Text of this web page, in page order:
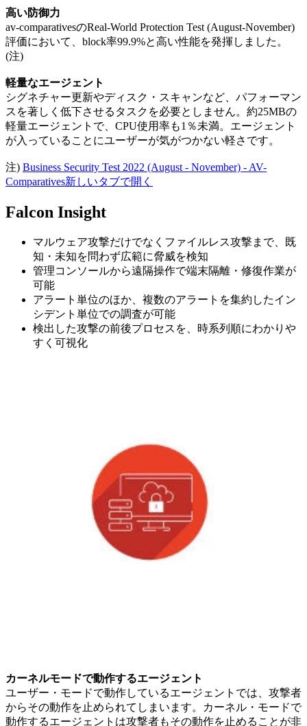
高い防御力
av-comparativesのReal-World Protection Test (August-November)
評価において、block率99.9%と高い性能を発揮しました。
(注)
軽量なエージェント
シグネチャー更新やディスク・スキャンなど、パフォーマン
スを著しく低下させるタスクを必要としません。約25MBの
軽量エージェントで、CPU使用率も1％未満。エージェント
が入っていることにユーザーが気がつかない軽さです。
注) Business Security Test 2022 (August - November) - AV-
Comparatives新しいタブで開く
Falcon Insight
マルウェア攻撃だけでなくファイルレス攻撃まで、既
知・未知を問わず広範に脅威を検知
管理コンソールから遠隔操作で端末隔離・修復作業が
可能
アラート単位のほか、複数のアラートを集約したイン
シデント単位での調査が可能
検出した攻撃の前後プロセスを、時系列順にわかりや
すく可視化
カーネルモードで動作するエージェント
ユーザー・モードで動作しているエージェントでは、攻撃者
からその動作を止められてしまいます。カーネル・モードで
動作するエージェントは攻撃者もその動作を止めることが非